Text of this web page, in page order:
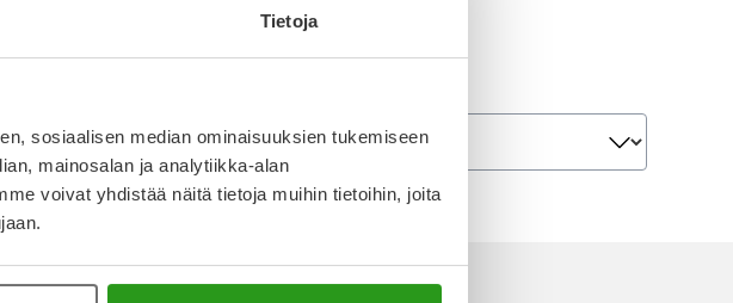
Tietoja
sosiaalisen median ominaisuuksien tukemiseen
mainosalan ja analytiikka-alan
voivat yhdistää näitä tietoja muihin tietoihin, joita
Järjestä
Järjestä